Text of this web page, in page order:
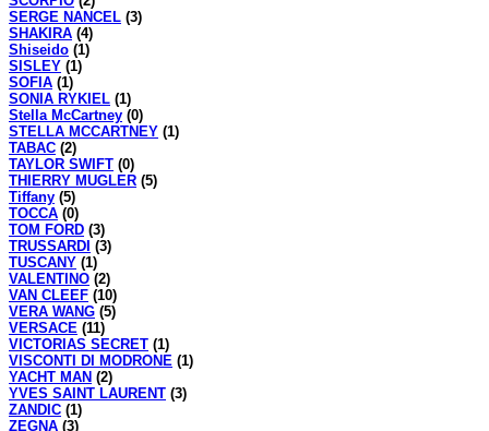
SERGE NANCEL (3)
SHAKIRA (4)
Shiseido (1)
SISLEY (1)
SOFIA (1)
SONIA RYKIEL (1)
Stella McCartney (0)
STELLA MCCARTNEY (1)
TABAC (2)
TAYLOR SWIFT (0)
THIERRY MUGLER (5)
Tiffany (5)
TOCCA (0)
TOM FORD (3)
TRUSSARDI (3)
TUSCANY (1)
VALENTINO (2)
VAN CLEEF (10)
VERA WANG (5)
VERSACE (11)
VICTORIAS SECRET (1)
VISCONTI DI MODRONE (1)
YACHT MAN (2)
YVES SAINT LAURENT (3)
ZANDIC (1)
ZEGNA (3)